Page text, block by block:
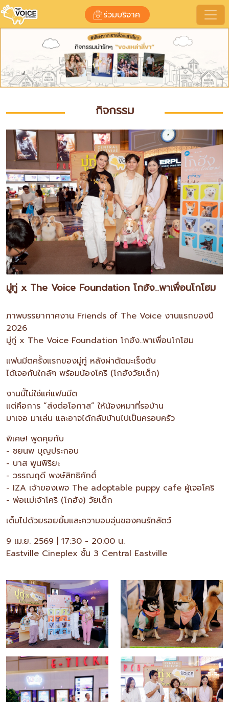
กิจกรรมของมูลนิธิ
ร่วมบริจาค
กิจกรรม
มู่ทู่ x The Voice Foundation โกฮัง..พาเพื่อนโกโฮม
ภาพบรรยากาศงาน Friends of The Voice งานแรกของปี
2026
มู่ทู่ x The Voice Foundation โกฮัง..พาเพื่อนโกโฮม
แฟนมีตครั้งแรกของมู่ทู่ หลังผ่าตัดมะเร็งตับ
ได้เจอกันใกล้ๆ พร้อมน้องโคริ (โกฮังวัยเด็ก)
งานนี้ไม่ใช่แค่แฟนมีต
แต่คือการ “ส่งต่อโอกาส” ให้น้องหมาที่รอบ้าน
มาเจอ มาเล่น และอาจได้กลับบ้านไปเป็นครอบครัว
พิเศษ! พูดคุยกับ
- ชยนพ บุญประกอบ
- บาส พูนพิริยะ
- วรรณฤดี พงษ์สิทธิศักดิ์
- IZA เจ้าของเพจ The adoptable puppy cafe ผู้เจอโคริ
- พ่อเเม่เจ้าโคริ (โกฮัง) วัยเด็ก
เต็มไปด้วยรอยยิ้มและความอบอุ่นของคนรักสัตว์
9 เม.ย. 2569 | 17:30 - 20:00 น.
Eastville Cineplex ชั้น 3 Central Eastville